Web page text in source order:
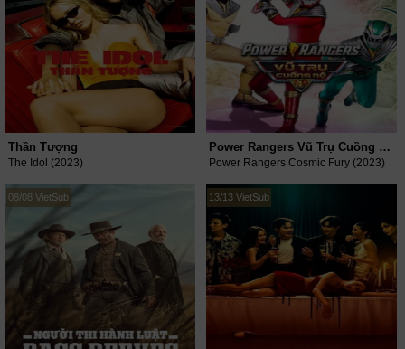
Thần Tượng
The Idol (2023)
Power Rangers Vũ Trụ Cuồng Nộ
Power Rangers Cosmic Fury (2023)
08/08 VietSub 13/13 VietSub